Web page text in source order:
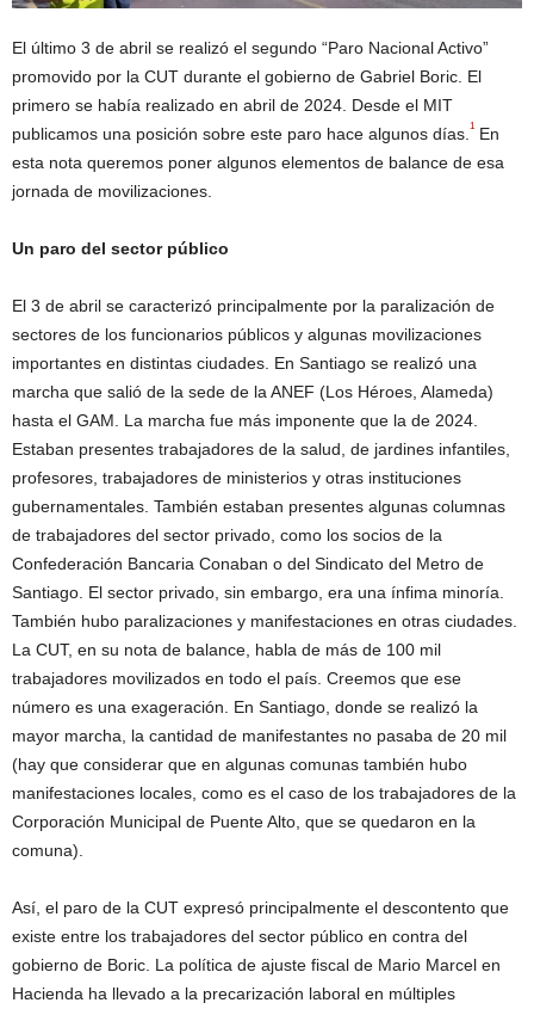
El último 3 de abril se realizó el segundo “Paro Nacional Activo”
promovido por la CUT durante el gobierno de Gabriel Boric. El
primero se había realizado en abril de 2024. Desde el MIT
publicamos una posición sobre este paro hace algunos días. 1
En
esta nota queremos poner algunos elementos de balance de esa
jornada de movilizaciones.
Un paro del sector público
El 3 de abril se caracterizó principalmente por la paralización de
sectores de los funcionarios públicos y algunas movilizaciones
importantes en distintas ciudades. En Santiago se realizó una
marcha que salió de la sede de la ANEF (Los Héroes, Alameda)
hasta el GAM. La marcha fue más imponente que la de 2024.
Estaban presentes trabajadores de la salud, de jardines infantiles,
profesores, trabajadores de ministerios y otras instituciones
gubernamentales. También estaban presentes algunas columnas
de trabajadores del sector privado, como los socios de la
Confederación Bancaria Conaban o del Sindicato del Metro de
Santiago. El sector privado, sin embargo, era una ínfima minoría.
También hubo paralizaciones y manifestaciones en otras ciudades.
La CUT, en su nota de balance, habla de más de 100 mil
trabajadores movilizados en todo el país. Creemos que ese
número es una exageración. En Santiago, donde se realizó la
mayor marcha, la cantidad de manifestantes no pasaba de 20 mil
(hay que considerar que en algunas comunas también hubo
manifestaciones locales, como es el caso de los trabajadores de la
Corporación Municipal de Puente Alto, que se quedaron en la
comuna).
Así, el paro de la CUT expresó principalmente el descontento que
existe entre los trabajadores del sector público en contra del
gobierno de Boric. La política de ajuste fiscal de Mario Marcel en
Hacienda ha llevado a la precarización laboral en múltiples